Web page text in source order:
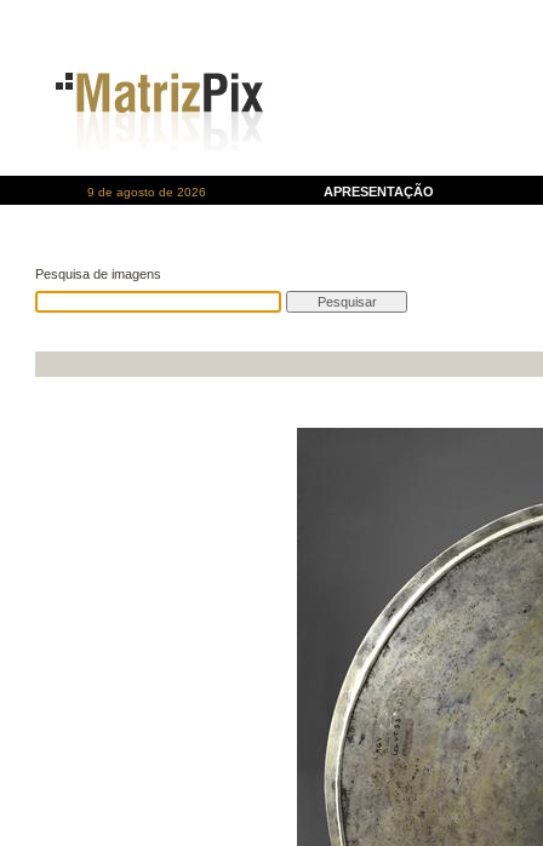
9 de agosto de 2026 APRESENTAÇÃO
Pesquisa de imagens